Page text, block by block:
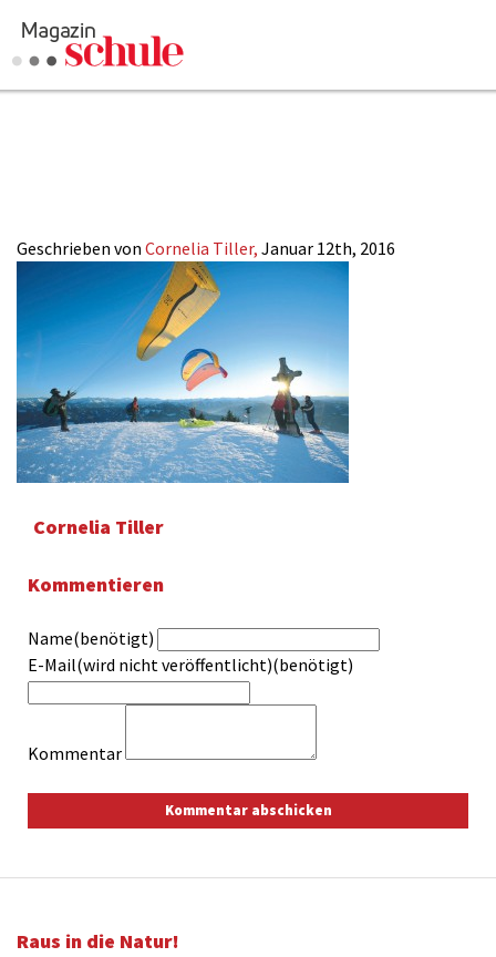
Mediadaten
Anmelden
Geschrieben von Cornelia Tiller, Januar 12th, 2016
Cornelia Tiller
Kommentieren
Name(benötigt)
E-Mail(wird nicht veröffentlicht)(benötigt)
Kommentar
Raus in die Natur!